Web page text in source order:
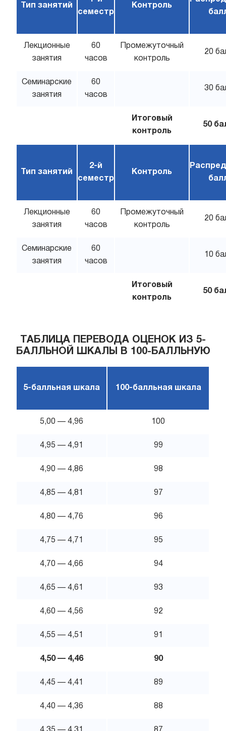
Тип занятий
семестр
Контроль
Лекционные
занятия
60
часов
Промежуточный
контроль
20
Семинарские
занятия
60
часов
30
Итоговый
контроль
50
Тип занятий
2-й
семестр
Контроль
Лекционные
занятия
60
часов
Промежуточный
контроль
20
Семинарские
занятия
60
часов
10
Итоговый
контроль
50
ТАБЛИЦА ПЕРЕВОДА ОЦЕНОК ИЗ 5-
БАЛЛЬНОЙ ШКАЛЫ В 100-БАЛЛЬНУЮ
5-балльная шкала 100-балльная шкала
5,00 — 4,96 100
4,95 — 4,91 99
4,90 — 4,86 98
4,85 — 4,81 97
4,80 — 4,76 96
4,75 — 4,71 95
4,70 — 4,66 94
4,65 — 4,61 93
4,60 — 4,56 92
4,55 — 4,51 91
4,50 — 4,46 90
4,45 — 4,41 89
4,40 — 4,36 88